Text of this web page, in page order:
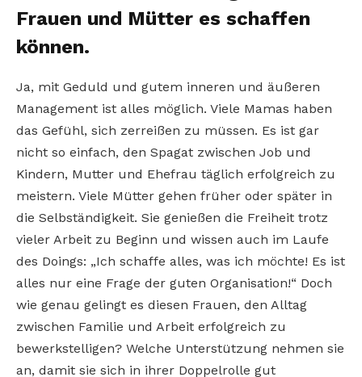
Frauen und Mütter es schaffen
können.
Ja, mit Geduld und gutem inneren und äußeren
Management ist alles möglich. Viele Mamas haben
das Gefühl, sich zerreißen zu müssen. Es ist gar
nicht so einfach, den Spagat zwischen Job und
Kindern, Mutter und Ehefrau täglich erfolgreich zu
meistern. Viele Mütter gehen früher oder später in
die Selbständigkeit. Sie genießen die Freiheit trotz
vieler Arbeit zu Beginn und wissen auch im Laufe
des Doings: „Ich schaffe alles, was ich möchte! Es ist
alles nur eine Frage der guten Organisation!“ Doch
wie genau gelingt es diesen Frauen, den Alltag
zwischen Familie und Arbeit erfolgreich zu
bewerkstelligen? Welche Unterstützung nehmen sie
an, damit sie sich in ihrer Doppelrolle gut